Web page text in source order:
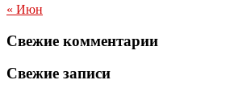
« Июн
Свежие комментарии
Свежие записи